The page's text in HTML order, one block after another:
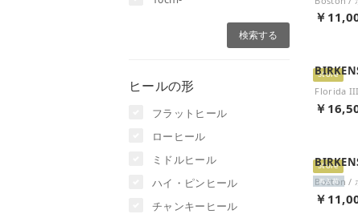
ヒールの形
フラットヒール
ローヒール
ミドルヒール
ハイ・ピンヒール
チャンキーヒール
￥
Store
￥
Store
￥
再入荷